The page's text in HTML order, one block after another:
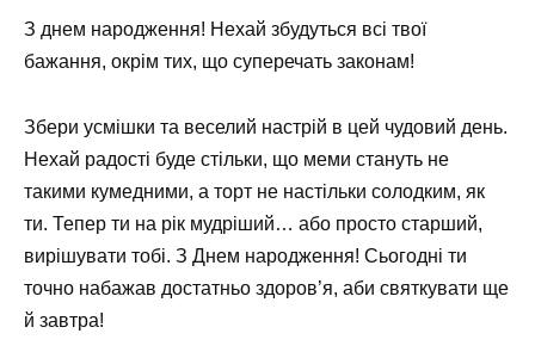
З днем народження! Нехай збудуться всі твої
бажання, окрім тих, що суперечать законам!
Збери усмішки та веселий настрій в цей чудовий день.
Нехай радості буде стільки, що меми стануть не
такими кумедними, а торт не настільки солодким, як
ти. Тепер ти на рік мудріший… або просто старший,
вирішувати тобі. З Днем народження! Сьогодні ти
точно набажав достатньо здоров’я, аби святкувати ще
й завтра!